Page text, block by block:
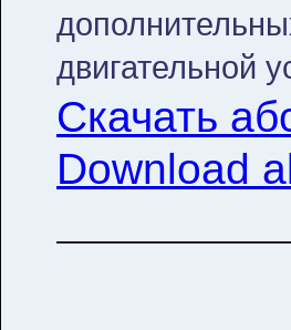
двигательной
Скачать
Download